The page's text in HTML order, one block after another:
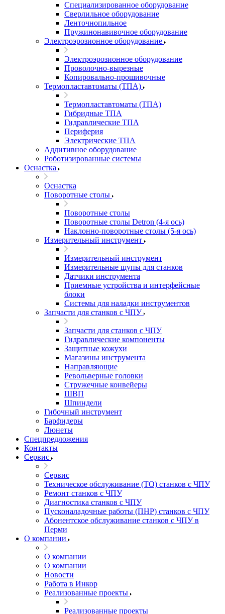
Специализированное оборудование
Сверлильное оборудование
Ленточнопильное
Пружинонавивочное оборудование
Электроэрозионное оборудование
Электроэрозионное оборудование
Проволочно-вырезные
Копировально-прошивочные
Термопластавтоматы (ТПА)
Термопластавтоматы (ТПА)
Гибридные ТПА
Гидравлические ТПА
Периферия
Электрические ТПА
Аддитивное оборудование
Роботизированные системы
Оснастка
Оснастка
Поворотные столы
Поворотные столы
Поворотные столы Detron (4-я ось)
Наклонно-поворотные столы (5-я ось)
Измерительный инструмент
Измерительный инструмент
Измерительные щупы для станков
Датчики инструмента
Приемные устройства и интерфейсные
блоки
Системы для наладки инструментов
Запчасти для станков с ЧПУ
Запчасти для станков с ЧПУ
Гидравлические компоненты
Защитные кожухи
Магазины инструмента
Направляющие
Револьверные головки
Стружечные конвейеры
ШВП
Шпиндели
Гибочный инструмент
Барфидеры
Люнеты
Спецпредложения
Контакты
Сервис
Сервис
Техническое обслуживание (ТО) станков с ЧПУ
Ремонт станков с ЧПУ
Диагностика станков с ЧПУ
Пусконаладочные работы (ПНР) станков с ЧПУ
Абонентское обслуживание станков с ЧПУ в
Перми
О компании
О компании
О компании
Новости
Работа в Инкор
Реализованные проекты
Реализованные проекты